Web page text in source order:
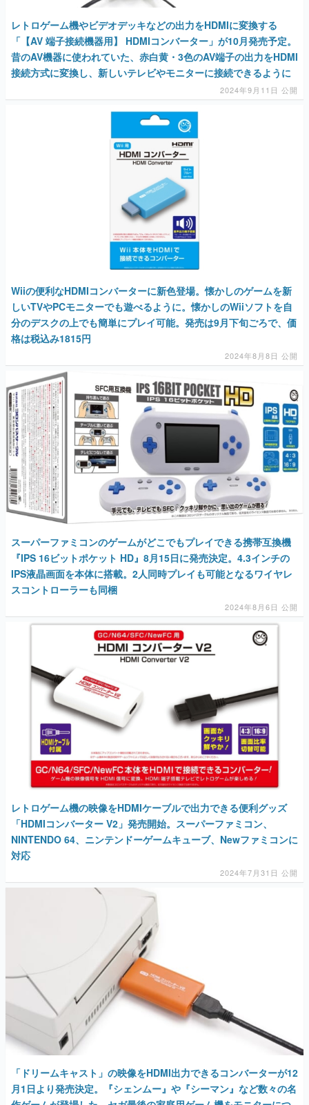
レトロゲーム機やビデオデッキなどの出力をHDMIに変換する
「【AV 端子接続機器用】 HDMIコンバーター」が10月発売予定。
昔のAV機器に使われていた、赤白黄・3色のAV端子の出力をHDMI
接続方式に変換し、新しいテレビやモニターに接続できるように
2024年9月11日 公開
Wiiの便利なHDMIコンバーターに新色登場。懐かしのゲームを新
しいTVやPCモニターでも遊べるように。懐かしのWiiソフトを自
分のデスクの上でも簡単にプレイ可能。発売は9月下旬ごろで、価
格は税込み1815円
2024年8月8日 公開
スーパーファミコンのゲームがどこでもプレイできる携帯互換機
『IPS 16ビットポケット HD』8月15日に発売決定。4.3インチの
IPS液晶画面を本体に搭載。2人同時プレイも可能となるワイヤレ
スコントローラーも同梱
2024年8月6日 公開
レトロゲーム機の映像をHDMIケーブルで出力できる便利グッズ
「HDMIコンバーター V2」発売開始。スーパーファミコン、
NINTENDO 64、ニンテンドーゲームキューブ、Newファミコンに
対応
2024年7月31日 公開
「ドリームキャスト」の映像をHDMI出力できるコンバーターが12
月1日より発売決定。『シェンムー』や『シーマン』など数々の名